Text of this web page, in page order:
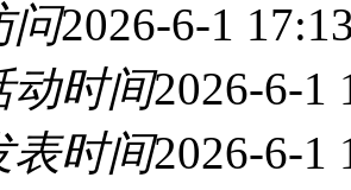
问2026-6-1
动时间2026-6-1
表时间2026-6-1